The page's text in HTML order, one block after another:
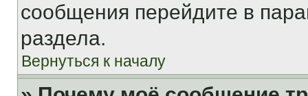
сообщения перейдите в
раздела.
Вернуться к началу